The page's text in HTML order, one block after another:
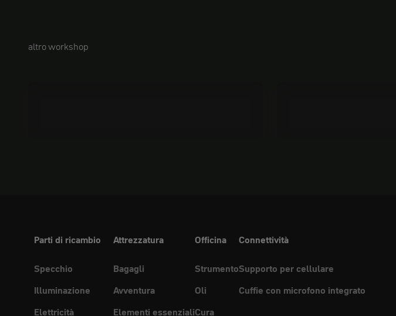
altro workshop
Parti di ricambio
Specchio
Illuminazione
Elettricità
Attrezzatura
Bagagli
Avventura
Elementi essenziali
Officina
Strumento
Oli
Cura
Connettività
Supporto per cellulare
Cuffie con microfono integrato